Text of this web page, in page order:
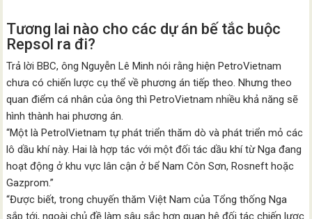
Tương lai nào cho các dự án bế tắc buộc
Repsol ra đi?
Trả lời BBC, ông Nguyễn Lê Minh nói rằng hiện PetroVietnam
chưa có chiến lược cụ thể về phương án tiếp theo. Nhưng theo
quan điểm cá nhân của ông thì PetroVietnam nhiều khả năng sẽ
hình thành hai phương án.
“Một là PetrolVietnam tự phát triển thăm dò và phát triển mỏ các
lô dầu khí này. Hai là hợp tác với một đối tác dầu khí từ Nga đang
hoạt động ở khu vực lân cận ở bể Nam Côn Sơn, Rosneft hoặc
Gazprom.”
“Được biết, trong chuyến thăm Việt Nam của Tổng thống Nga
sắp tới, ngoài chủ đề làm sâu sắc hơn quan hệ đối tác chiến lược